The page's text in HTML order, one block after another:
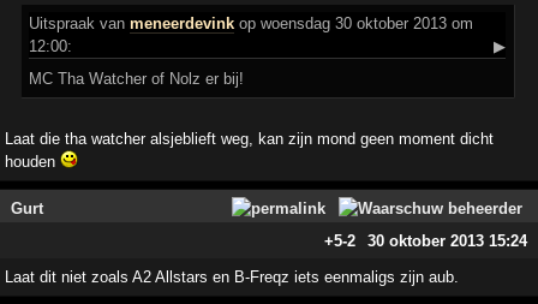
Uitspraak vanmeneerdevink op woensdag 30 oktober 2013 om
12:00:
▶
MC Tha Watcher of Nolz er bij!
Laat die tha watcher alsjeblieft weg, kan zijn mond geen moment dicht
houden
Gurt
+5-2 30 oktober 2013 15:24
Laat dit niet zoals A2 Allstars en B-Freqz iets eenmaligs zijn aub.